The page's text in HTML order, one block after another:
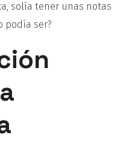
solía tener unas notas
podía ser?